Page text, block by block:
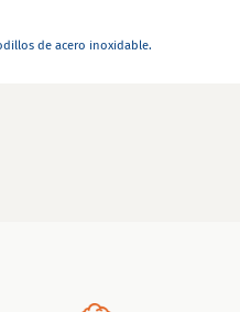
de acero inoxidable.